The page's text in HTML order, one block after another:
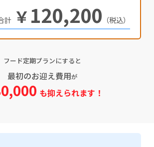
￥120,200 （税込）
フード定期プランにすると
最初のお迎え費用が
も抑えられます！